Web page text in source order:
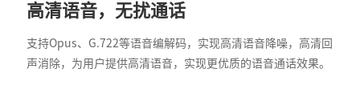
高清语音，无扰通话
支持Opus、G.722等语音编解码，实现高清语音降噪，高清回
声消除，为用户提供高清语音，实现更优质的语音通话效果。